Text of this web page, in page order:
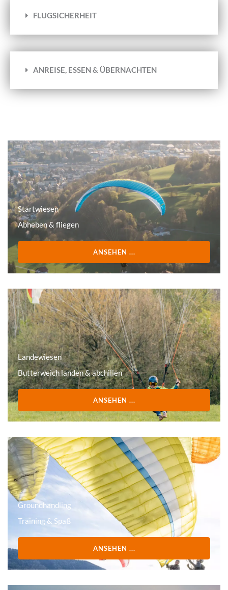
FLUGSICHERHEIT
ANREISE, ESSEN & ÜBERNACHTEN
Startwiesen
Abheben & fliegen
ANSEHEN ...
Landewiesen
Butterweich landen & abchillen
ANSEHEN ...
Groundhandling
Training & Spaß
ANSEHEN ...